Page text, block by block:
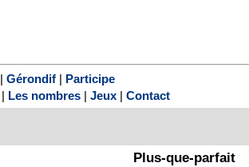
Gérondif|
Participe
Les nombres Jeux Contact
Plus-que-parfait